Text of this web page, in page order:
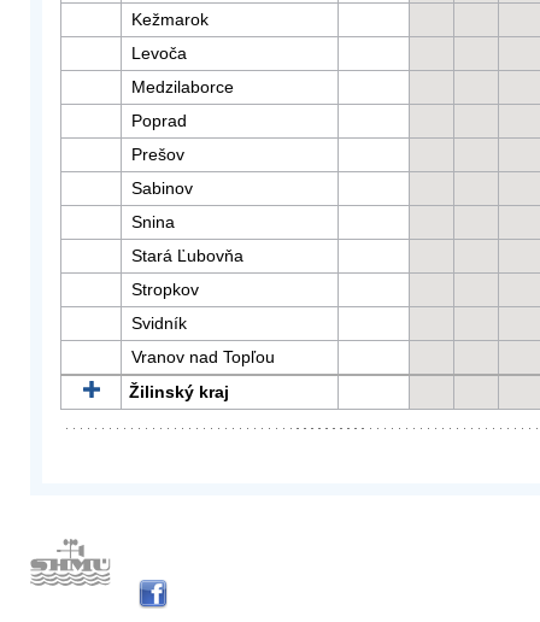
Kežmarok
Levoča
Medzilaborce
Poprad
Prešov
Sabinov
Snina
Stará Ľubovňa
Stropkov
Svidník
Vranov nad Topľou
Žilinský kraj